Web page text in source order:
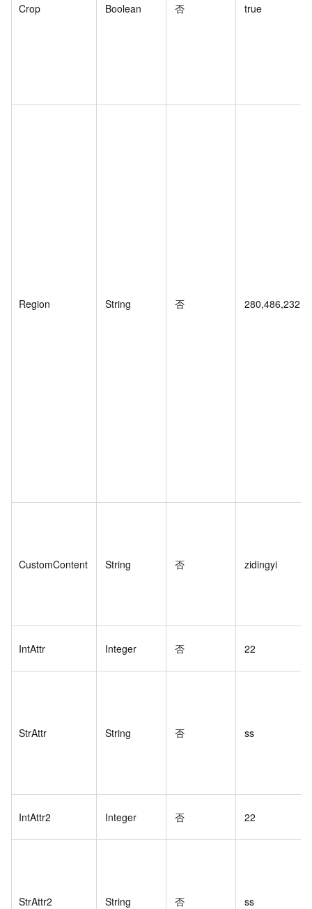
Crop Boolean 否 true
Region String 否
CustomContent String 否 zidingyi
IntAttr Integer 否 22
StrAttr String 否 ss
IntAttr2 Integer 否 22
StrAttr2 String 否 ss